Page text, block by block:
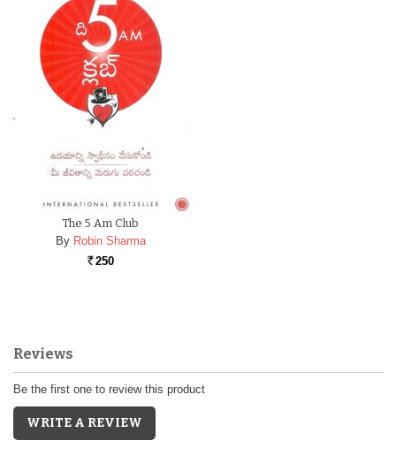
The 5 Am Club
By Robin Sharma
Rs. 250
Reviews
Be the first one to review this product
WRITE A REVIEW